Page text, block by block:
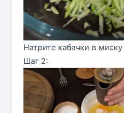
Натрите кабачки в
Шаг 2: